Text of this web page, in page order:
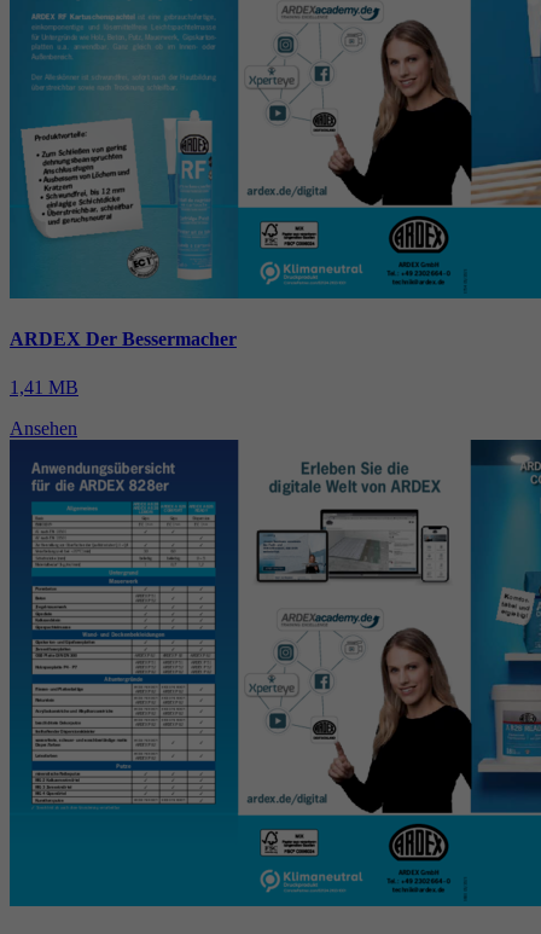
ARDEX Der Bessermacher
1,41 MB
Ansehen